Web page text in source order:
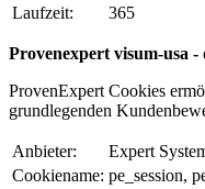
Laufzeit:
365
Provenexpert visum-usa -
ProvenExpert Cookies
grundlegenden
Anbieter:
Expert
Cookiename: pe_session,